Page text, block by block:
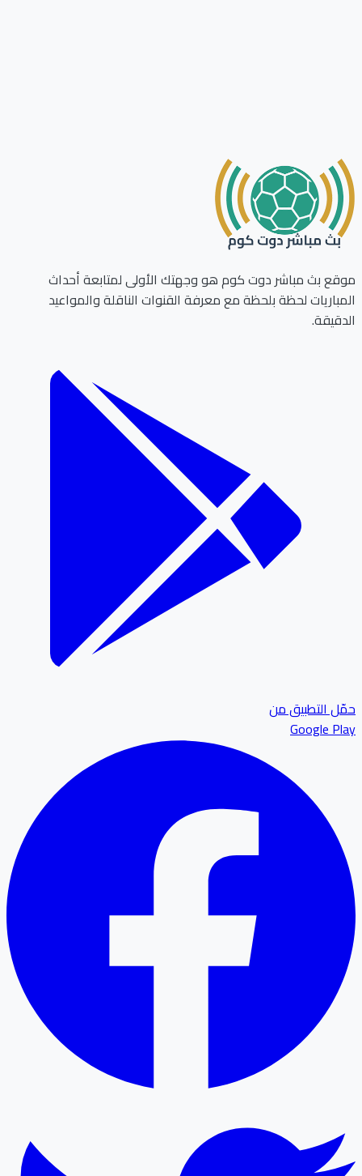
بث مباشر دوت كوم هو وجهتك الأولى لمتابعة أحداث
لحظة بلحظة مع معرفة القنوات الناقلة والمواعيد
التطبيق من
Google